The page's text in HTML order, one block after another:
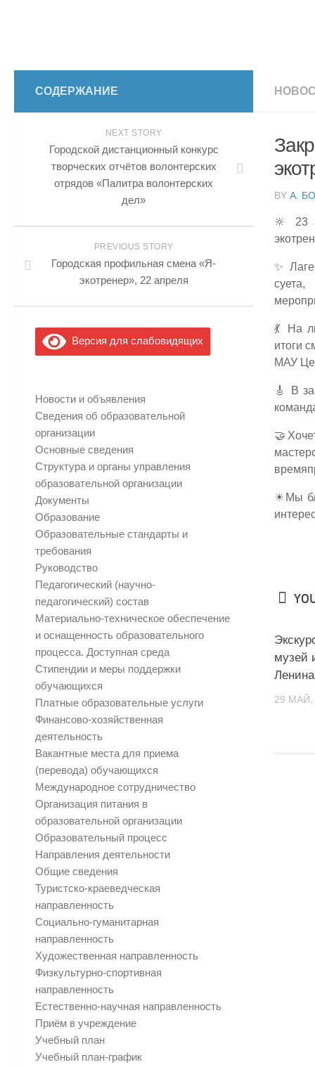
BY А.
🔆 23
✨
💃 На
итоги
МАУ
🎸 В
☀Мы
музей
Ленина
29 МАЙ,
СОДЕРЖАНИЕ
NEXT STORY
Городской дистанционный конкурс
творческих отчётов волонтерских
отрядов «Палитра волонтерских
дел»
PREVIOUS STORY
Городская профильная смена «Я-
экотренер», 22 апреля
Версия для слабовидящих
Новости и объявления
Сведения об образовательной
организации
Основные сведения
Структура и органы управления
образовательной организации
Документы
Образование
Образовательные стандарты и
требования
Руководство
Педагогический (научно-
педагогический) состав
Материально-техническое обеспечение
и оснащенность образовательного
процесса. Доступная среда
Стипендии и меры поддержки
обучающихся
Платные образовательные услуги
Финансово-хозяйственная
деятельность
Вакантные места для приема
(перевода) обучающихся
Международное сотрудничество
Организация питания в
образовательной организации
Образовательный процесс
Направления деятельности
Общие сведения
Туристско-краеведческая
направленность
Социально-гуманитарная
направленность
Художественная направленность
Физкультурно-спортивная
направленность
Естественно-научная направленность
Приём в учреждение
Учебный план
Учебный план-график